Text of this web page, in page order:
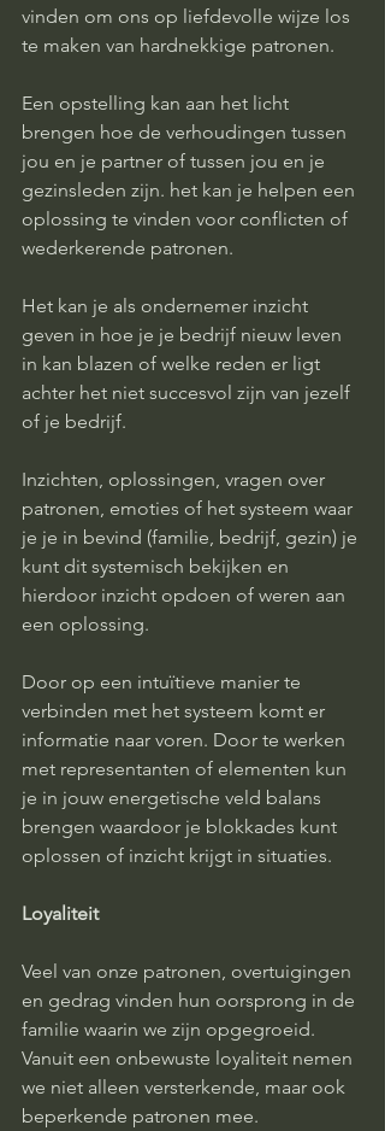
vinden om ons op liefdevolle wijze los
te maken van hardnekkige patronen.
Een opstelling kan aan het licht
brengen hoe de verhoudingen tussen
jou en je partner of tussen jou en je
gezinsleden zijn. het kan je helpen een
oplossing te vinden voor conflicten of
wederkerende patronen.
Het kan je als ondernemer inzicht
geven in hoe je je bedrijf nieuw leven
in kan blazen of welke reden er ligt
achter het niet succesvol zijn van jezelf
of je bedrijf.
Inzichten, oplossingen, vragen over
patronen, emoties of het systeem waar
je je in bevind (familie, bedrijf, gezin) je
kunt dit systemisch bekijken en
hierdoor inzicht opdoen of weren aan
een oplossing.
Door op een intuïtieve manier te
verbinden met het systeem komt er
informatie naar voren. Door te werken
met representanten of elementen kun
je in jouw energetische veld balans
brengen waardoor je blokkades kunt
oplossen of inzicht krijgt in situaties.
Loyaliteit
Veel van onze patronen, overtuigingen
en gedrag vinden hun oorsprong in de
familie waarin we zijn opgegroeid.
Vanuit een onbewuste loyaliteit nemen
we niet alleen versterkende, maar ook
beperkende patronen mee.